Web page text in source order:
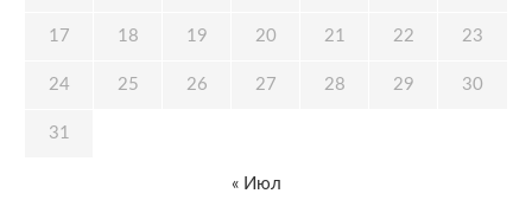
17 18 19 20 21 22 23
24 25 26 27 28 29 30
31
« Июл